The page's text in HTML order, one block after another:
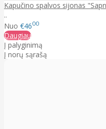
Kapučino spalvos sijonas
..
Nuo €4600
Daugiau
Į palyginimą
Į norų sąrašą